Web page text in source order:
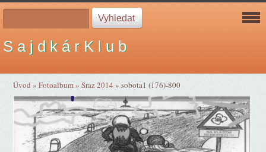
S a j d k á r K l u b
Úvod »Fotoalbum»Sraz 2014»sobota1 (176)-800